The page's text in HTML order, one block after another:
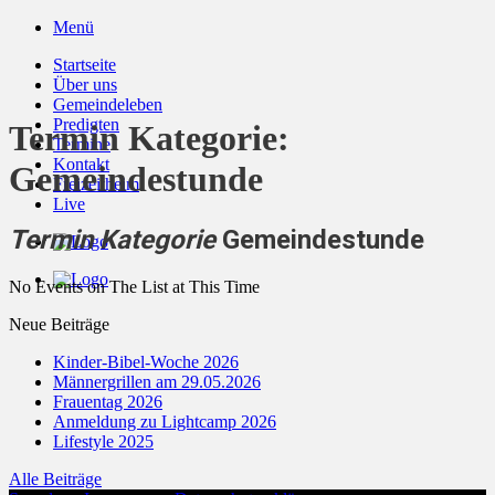
Zum
springen
Menü
Startseite
Über uns
Gemeindeleben
Predigten
Termine
Kontakt
Freizeitheim
Live
Termin Kategorie:
Gemeindestunde
Termin Kategorie Gemeindestunde
No Events on The List at This Time
Neue Beiträge
Kinder-Bibel-Woche 2026
Männergrillen am 29.05.2026
Frauentag 2026
Anmeldung zu Lightcamp 2026
Lifestyle 2025
Alle Beiträge